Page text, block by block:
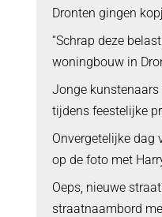
Dronten gingen
“Schrap deze
woningbouw in
Jonge
tijdens feestelijke
Onvergetelijke dag
op de foto met
Oeps, nieuwe
straatnaambord